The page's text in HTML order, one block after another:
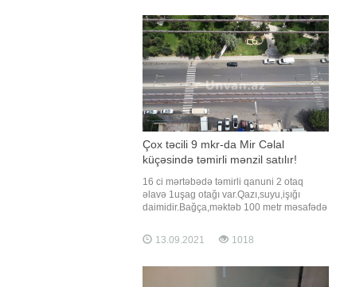
Çox təcili 9 mkr-da Mir Cəlal
küçəsində təmirli mənzil satılır!
16 ci mərtəbədə təmirli qanuni 2 otaq
əlavə 1uşag otağı var.Qazı,suyu,işığı
daimidir.Bağça,məktəb 100 metr məsafədə
12800man. Əlaqə üçün (055) 8166886.
(050) 3127604
13.09.2021 1018